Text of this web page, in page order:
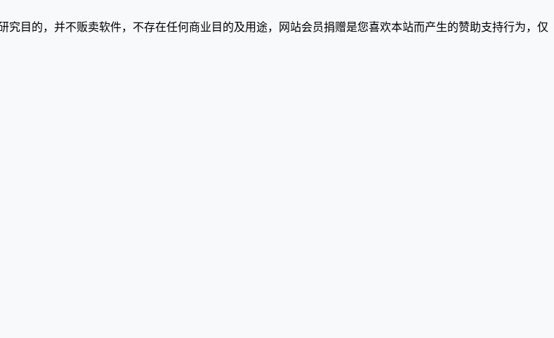
目的，并不贩卖软件，不存在任何商业目的及用途，网站会员捐赠是您喜欢本站而产生的赞助支持行为，仅